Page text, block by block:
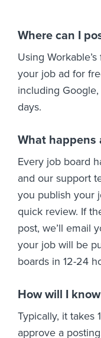
Where can I
Using
your job ad for
including
days.
What happens
Every job board
and our support
you publish your
quick review. If
post, we’ll email
your job will be
boards in 12-24
How will I
Typically, it takes
approve a